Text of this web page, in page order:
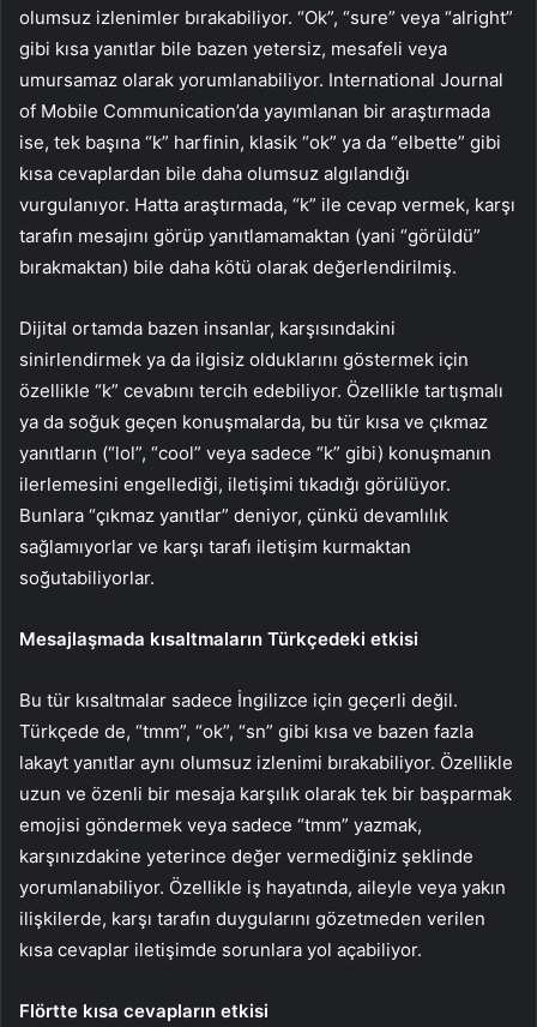
olumsuz izlenimler bırakabiliyor. “Ok”, “sure” veya “alright”
gibi kısa yanıtlar bile bazen yetersiz, mesafeli veya
umursamaz olarak yorumlanabiliyor. International Journal
of Mobile Communication’da yayımlanan bir araştırmada
ise, tek başına “k” harfinin, klasik “ok” ya da “elbette” gibi
kısa cevaplardan bile daha olumsuz algılandığı
vurgulanıyor. Hatta araştırmada, “k” ile cevap vermek, karşı
tarafın mesajını görüp yanıtlamamaktan (yani “görüldü”
bırakmaktan) bile daha kötü olarak değerlendirilmiş.
Dijital ortamda bazen insanlar, karşısındakini
sinirlendirmek ya da ilgisiz olduklarını göstermek için
özellikle “k” cevabını tercih edebiliyor. Özellikle tartışmalı
ya da soğuk geçen konuşmalarda, bu tür kısa ve çıkmaz
yanıtların (“lol”, “cool” veya sadece “k” gibi) konuşmanın
ilerlemesini engellediği, iletişimi tıkadığı görülüyor.
Bunlara “çıkmaz yanıtlar” deniyor, çünkü devamlılık
sağlamıyorlar ve karşı tarafı iletişim kurmaktan
soğutabiliyorlar.
Mesajlaşmada kısaltmaların Türkçedeki etkisi
Bu tür kısaltmalar sadece İngilizce için geçerli değil.
Türkçede de, “tmm”, “ok”, “sn” gibi kısa ve bazen fazla
lakayt yanıtlar aynı olumsuz izlenimi bırakabiliyor. Özellikle
uzun ve özenli bir mesaja karşılık olarak tek bir başparmak
emojisi göndermek veya sadece “tmm” yazmak,
karşınızdakine yeterince değer vermediğiniz şeklinde
yorumlanabiliyor. Özellikle iş hayatında, aileyle veya yakın
ilişkilerde, karşı tarafın duygularını gözetmeden verilen
kısa cevaplar iletişimde sorunlara yol açabiliyor.
Flörtte kısa cevapların etkisi